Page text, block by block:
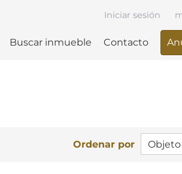
Buscar inmueble Contacto
Iniciar sesión
Ordenar por